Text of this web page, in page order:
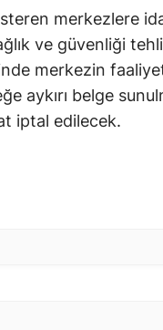
merkezlere
ve güvenliği
merkezin
aykırı belge
iptal edilecek.